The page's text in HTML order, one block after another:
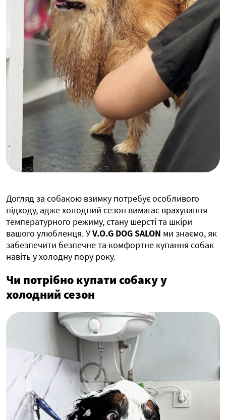
Догляд за собакою взимку потребує особливого
підходу, адже холодний сезон вимагає врахування
температурного режиму, стану шерсті та шкіри
вашого улюбленця. УV.O.G DOG SALON ми знаємо, як
забезпечити безпечне та комфортне купання собак
навіть у холодну пору року.
Чи потрібно купати собаку у
холодний сезон